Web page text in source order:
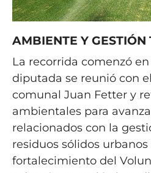
AMBIENTE Y GESTIÓN
La recorrida comenzó
diputada se reunió con
comunal Juan Fetter y
ambientales para
relacionados con la
residuos sólidos urbanos
fortalecimiento del